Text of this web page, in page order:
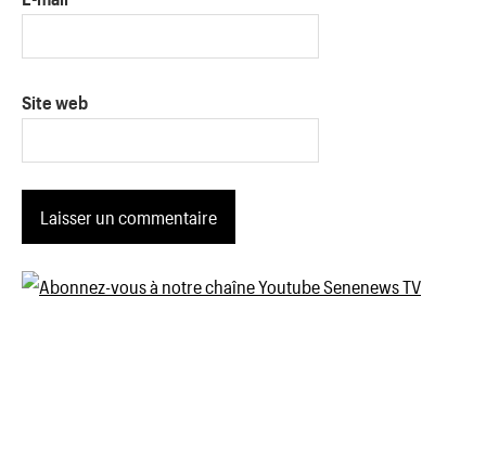
Site web